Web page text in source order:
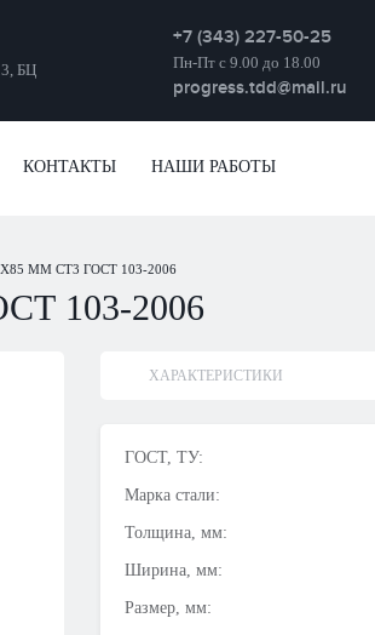
БЦ
+7 (343) 227-50-25
Пн-Пт с 9.00 до 18.00
progress.tdd@mail.ru
КОНТАКТЫ НАШИ РАБОТЫ
ММ СТ3 ГОСТ 103-2006
103-2006
ХАРАКТЕРИСТИКИ
ГОСТ, ТУ:
Марка стали:
Толщина, мм:
Ширина, мм:
Размер, мм: